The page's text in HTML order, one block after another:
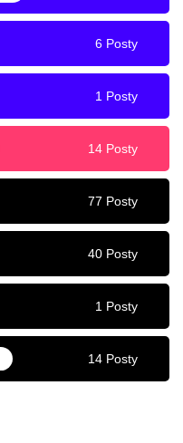
6 Posty
1 Posty
14 Posty
77 Posty
40 Posty
1 Posty
14 Posty